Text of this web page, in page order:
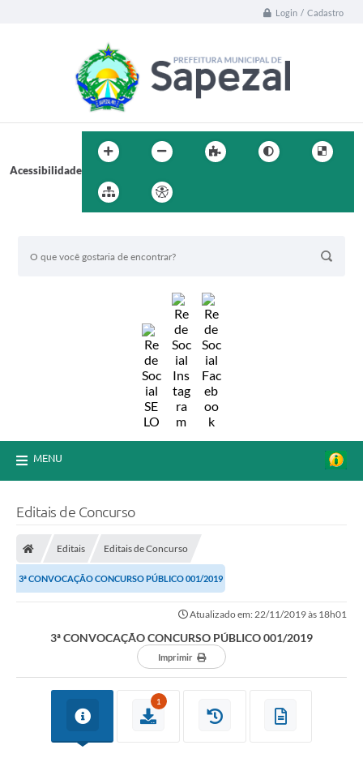
Login / Cadastro
Acessibilidade
MENU
Editais de Concurso
Editais Editais de Concurso
3ª CONVOCAÇÃO CONCURSO PÚBLICO 001/2019
Atualizado em: 22/11/2019 às 18h01
3ª CONVOCAÇÃO CONCURSO PÚBLICO 001/2019
Imprimir
1